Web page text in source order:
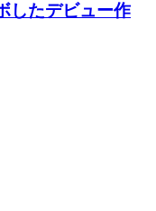
したデビュー作